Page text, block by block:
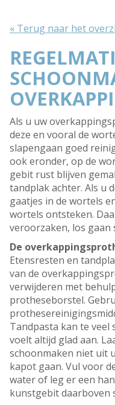
« Terug naar het
Als u uw
deze en vooral de
slapengaan goed
ook eronder, op de
gebit rust blijven
tandplak achter. Als u
gaatjes in de wortels
wortels ontsteken.
veroorzaken, los gaan
De
Etensresten en
van de
verwijderen met
protheseborstel.
Tandpasta kan te veel
voelt altijd glad aan.
schoonmaken niet uit
kapot gaan. Vul voor
water of leg er een
kunstgebit daarboven